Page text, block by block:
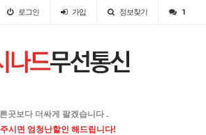
로그인 가입 정보찾기 1
곳보다 더싸게 팔겠습니다 .
시면 엄청난할인 해드립니다!